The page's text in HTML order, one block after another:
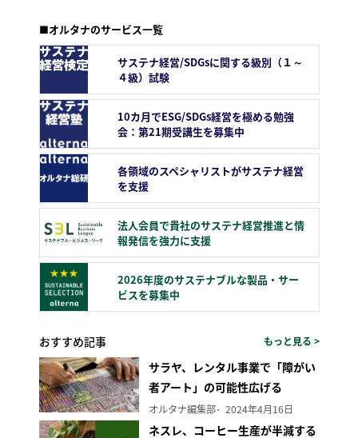
■オルタナのサービス一覧
サステナ経営/SDGsに関する級別（１～
４級）試験
10カ月でESG/SDGs経営を極める勉強
会：第21期受講生を募集中
各領域のスペシャリストがサステナ経営
を支援
法人会員で貴社のサステナ経営推進と情
報発信を強力に支援
2026年度のサステナブルな製品・サー
ビスを募集中
おすすめ記事 もっと見る >
サラヤ、レンタル事業で「障がい
者アート」の可能性広げる
オルタナ編集部 2024年4月16日
ネスレ、コーヒー生産が半減する